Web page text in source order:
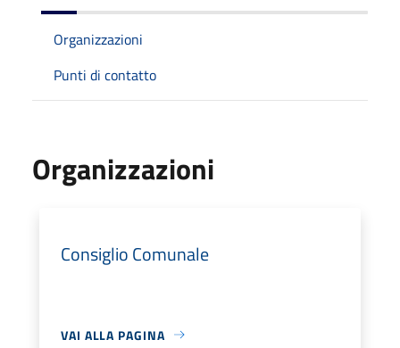
Organizzazioni
Punti di contatto
Organizzazioni
Consiglio Comunale
VAI ALLA PAGINA